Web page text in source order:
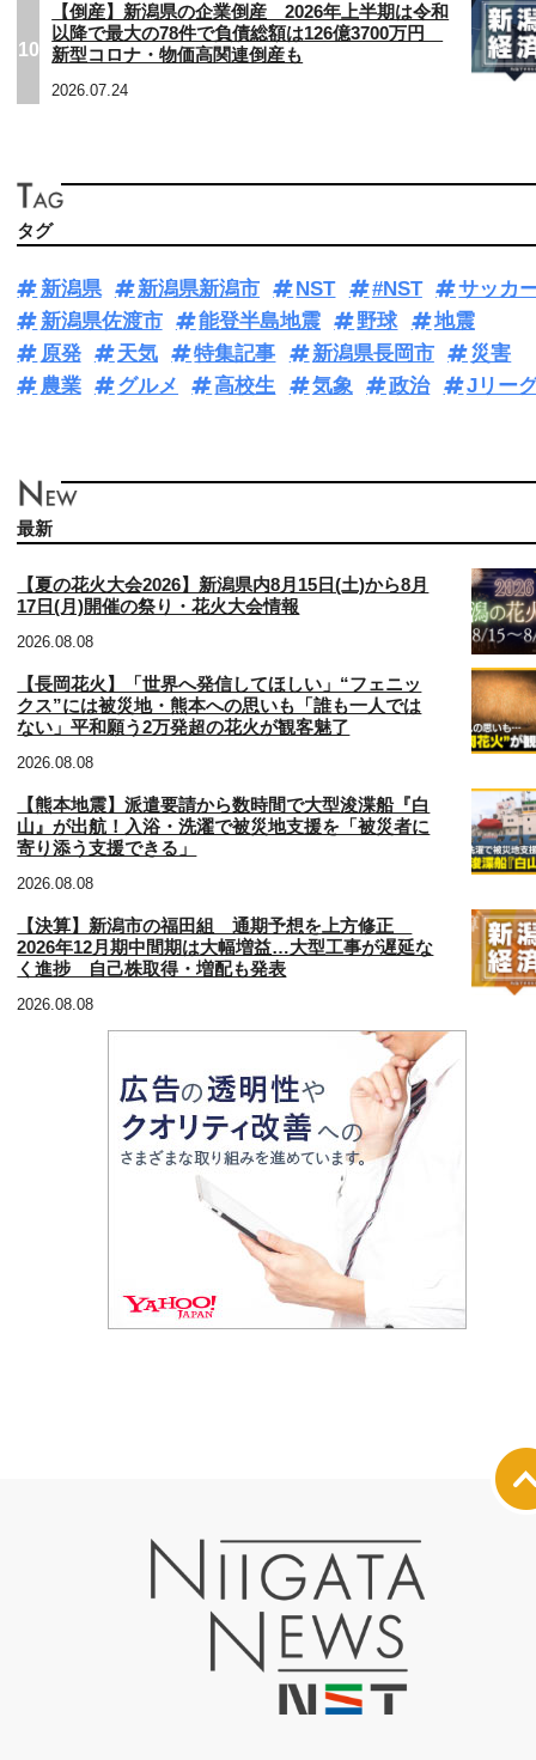
10
【倒産】新潟県の企業倒産 2026年上半期は令和
以降で最大の78件で負債総額は126億3700万円
新型コロナ・物価高関連倒産も
2026.07.24
タグ
新潟県 新潟県新潟市 NST #NST
サッカ
新潟県佐渡市
能登半島地震 野球
地震
原発
天気 特集記事 新潟県長岡市
災害
農業
グルメ 高校生 気象 政治 Jリー
最新
【夏の花火大会2026】新潟県内8月15日(土)から8月
17日(月)開催の祭り・花火大会情報
2026.08.08
【長岡花火】「世界へ発信してほしい」“フェニッ
クス”には被災地・熊本への思いも「誰も一人では
ない」平和願う2万発超の花火が観客魅了
2026.08.08
【熊本地震】派遣要請から数時間で大型浚渫船『白
山』が出航！入浴・洗濯で被災地支援を「被災者に
寄り添う支援できる」
2026.08.08
【決算】新潟市の福田組 通期予想を上方修正
2026年12月期中間期は大幅増益…大型工事が遅延な
く進捗 自己株取得・増配も発表
2026.08.08